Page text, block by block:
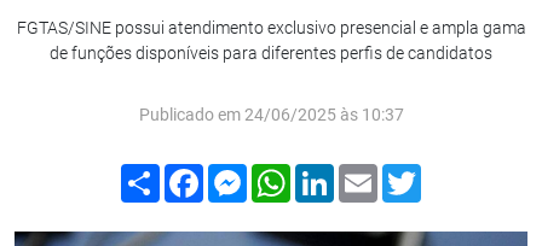
FGTAS/SINE possui atendimento exclusivo presencial e ampla gama
de funções disponíveis para diferentes perfis de candidatos
Publicado em 24/06/2025 às 10:37
Compartilhar
FacebookMessenger
WhatsApp
LinkedIn
Email